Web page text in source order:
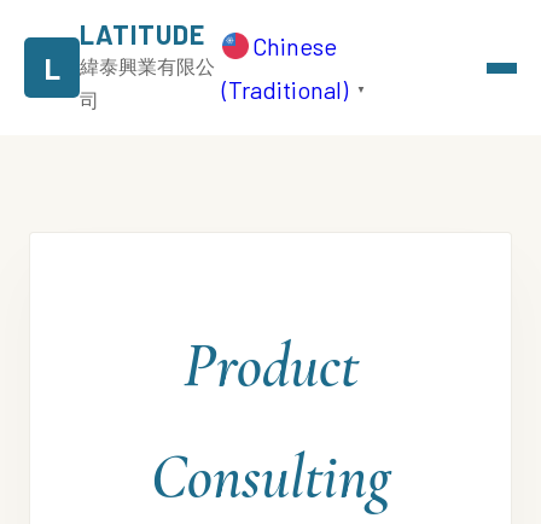
L
LATITUDE
緯泰興業有限公
司
Chinese
(Traditional)
▼
Product
Consulting